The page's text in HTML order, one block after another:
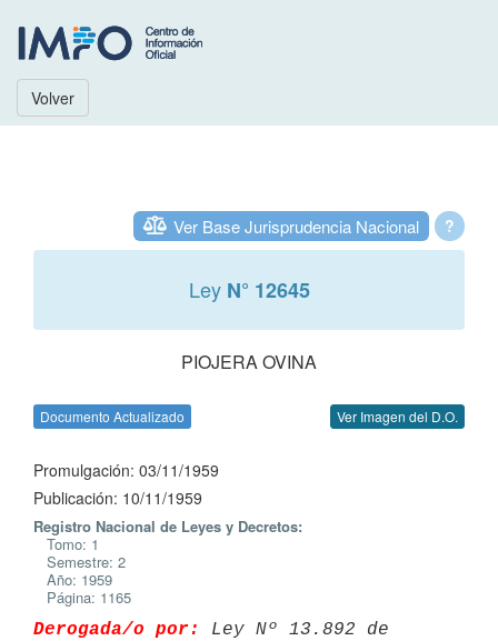
Volver
?
Ver Base Jurisprudencia Nacional
Ley N° 12645
PIOJERA OVINA
Documento Actualizado Ver Imagen del D.O.
Promulgación: 03/11/1959
Publicación: 10/11/1959
Registro Nacional de Leyes y Decretos:
Tomo: 1
Semestre: 2
Año: 1959
Página: 1165
Derogada/o por:
Ley Nº 13.892 de